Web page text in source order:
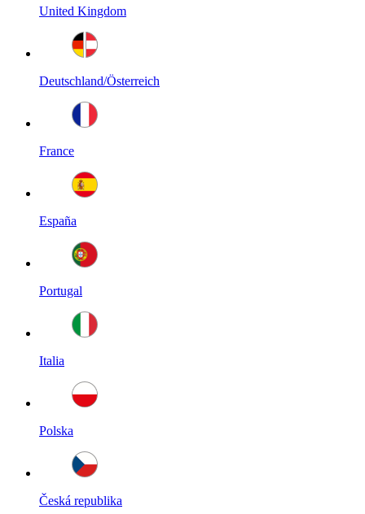
United Kingdom
Deutschland/Österreich
France
España
Portugal
Italia
Polska
Česká republika